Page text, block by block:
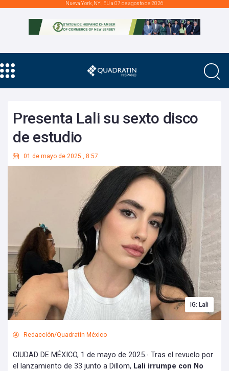
Nueva York, NY., EU a 07 de agosto de 2026
Presenta Lali su sexto disco
de estudio
01 de mayo de 2025 , 8:57
IG: Lali
Redacción/Quadratín México
CIUDAD DE MÉXICO, 1 de mayo de 2025.- Tras el revuelo por
el lanzamiento de 33 junto a Dillom, Lali irrumpe con No